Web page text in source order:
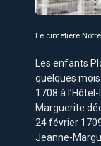
Le cimetière
Les enfants
quelques
1708 à
Marguerite
24 février
Jeanne-